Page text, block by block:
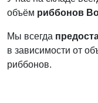
объём риббонов
Мы всегда
в зависимости от
риббонов.